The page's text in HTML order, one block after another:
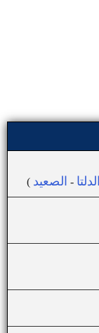
( الدلتا - الصعيد